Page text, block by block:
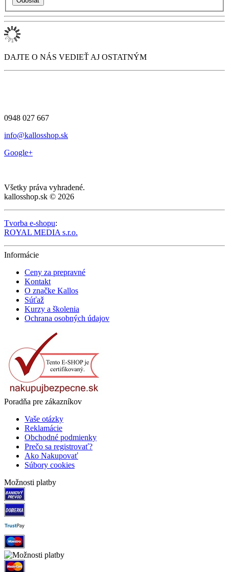
DAJTE O NÁS VEDIEŤ AJ OSTATNÝM
0948 027 667
info@kallosshop.sk
Google+
Všetky práva vyhradené.
kallosshop.sk © 2026
Tvorba e-shopu:
ROYAL MEDIA s.r.o.
Informácie
Ceny za prepravné
Kontakt
O značke Kallos
Súťaž
Kurzy a školenia
Ochrana osobných údajov
Poradňa pre zákazníkov
Vaše otázky
Reklamácie
Obchodné podmienky
Prečo sa registrovať?
Ako Nakupovať
Súbory cookies
Možnosti platby